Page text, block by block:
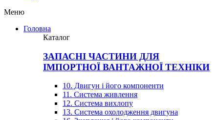
Меню
Головна
Каталог
ЗАПАСНІ ЧАСТИНИ ДЛЯ
ІМПОРТНОЇ ВАНТАЖНОЇ ТЕХНІКИ
10. Двигун і його компоненти
11. Система живлення
12. Система вихлопу
13. Система охолодження двигуна